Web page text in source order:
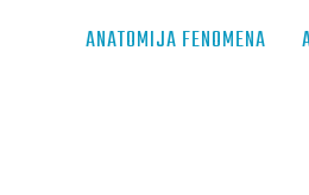
ANATOMIJA FENOMENA